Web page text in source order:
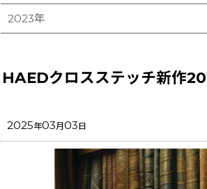
HAEDクロスステッチ新作
2025年03月 03日
2023年